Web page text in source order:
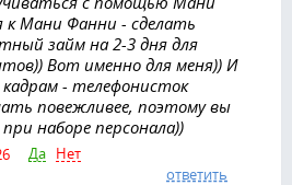
Мани Фанни - сделать
займ на 2-3 дня для
Вот именно для меня)) И
- телефонисток
повежливее, поэтому вы
наборе персонала))
Да Нет
ответить